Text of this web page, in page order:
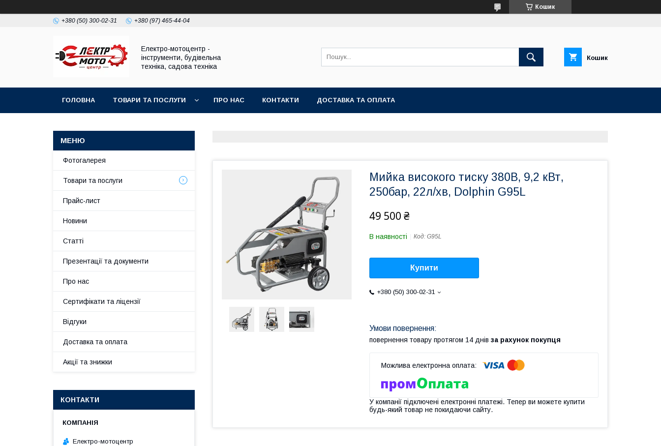
Кошик
+380 (50) 300-02-31 +380 (97) 465-44-04
Електро-мотоцентр -
інструменти, будівельна
техніка, садова техніка
Кошик
ГОЛОВНА ТОВАРИ ТА ПОСЛУГИ ПРО НАС КОНТАКТИ ДОСТАВКА ТА ОПЛАТА
Мийка високого тиску 380В, 9,2 кВт,
250бар, 22л/хв, Dolphin G95L
49 500 ₴
В наявності Код: G95L
Купити
+380 (50) 300-02-31
повернення товару протягом 14 днів за рахунок покупця
У компанії підключені електронні платежі. Тепер ви можете купити
будь-який товар не покидаючи сайту.
Фотогалерея
Товари та послуги
Прайс-лист
Новини
Статті
Презентації та документи
Про нас
Сертифікати та ліцензії
Відгуки
Доставка та оплата
Акції та знижки
КОНТАКТИ
Електро-мотоцентр